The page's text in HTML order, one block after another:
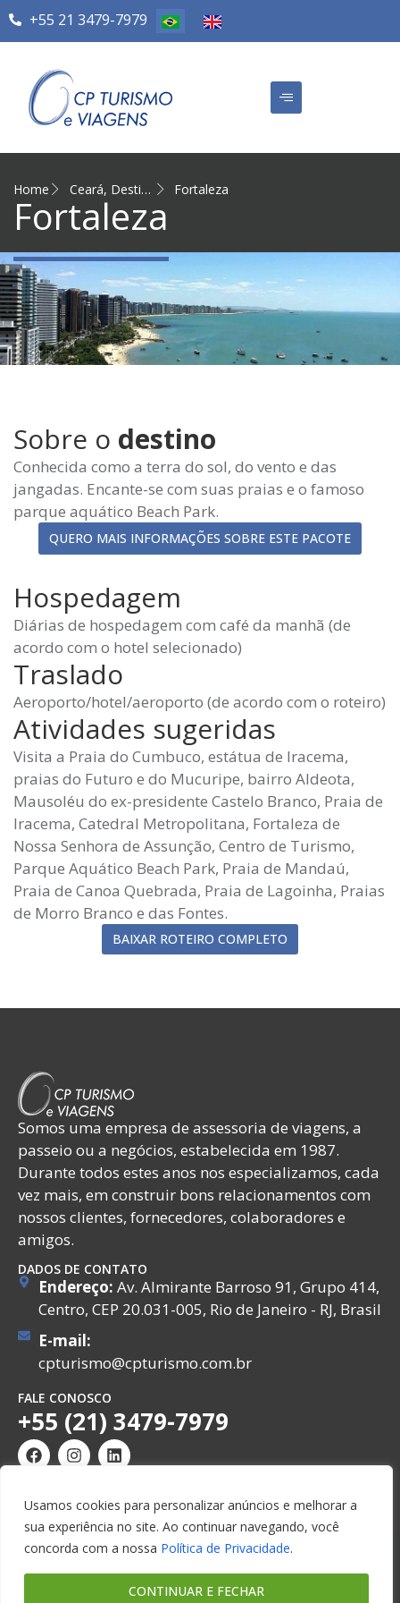
Usamos cookies para personalizar anúncios e melhorar a
sua experiência no site. Ao continuar navegando, você
concorda com a nossa Política de Privacidade.
CONTINUAR E FECHAR
+55 21 3479-7979
Home Ceará, Destinos Nacionais Fortaleza
Fortaleza
Sobre o destino
Conhecida como a terra do sol, do vento e das
jangadas. Encante-se com suas praias e o famoso
parque aquático Beach Park.
QUERO MAIS INFORMAÇÕES SOBRE ESTE PACOTE
Hospedagem
Diárias de hospedagem com café da manhã (de
acordo com o hotel selecionado)
Traslado
Aeroporto/hotel/aeroporto (de acordo com o roteiro)
Atividades sugeridas
Visita a Praia do Cumbuco, estátua de Iracema,
praias do Futuro e do Mucuripe, bairro Aldeota,
Mausoléu do ex-presidente Castelo Branco, Praia de
Iracema, Catedral Metropolitana, Fortaleza de
Nossa Senhora de Assunção, Centro de Turismo,
Parque Aquático Beach Park, Praia de Mandaú,
Praia de Canoa Quebrada, Praia de Lagoinha, Praias
de Morro Branco e das Fontes.
BAIXAR ROTEIRO COMPLETO
Somos uma empresa de assessoria de viagens, a
passeio ou a negócios, estabelecida em 1987.
Durante todos estes anos nos especializamos, cada
vez mais, em construir bons relacionamentos com
nossos clientes, fornecedores, colaboradores e
amigos.
DADOS DE CONTATO
Endereço: Av. Almirante Barroso 91, Grupo 414,
Centro, CEP 20.031-005, Rio de Janeiro - RJ, Brasil
E-mail:
cpturismo@cpturismo.com.br
FALE CONOSCO
+55 (21) 3479-7979
© Copyright 2026. CP Turismo e Viagens. Todos os